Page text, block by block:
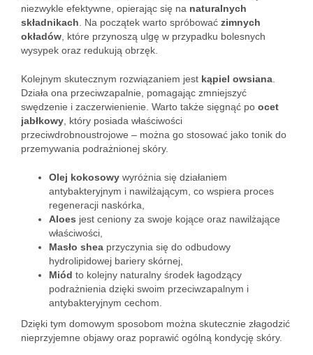
niezwykle efektywne, opierając się na naturalnych
składnikach . Na początek warto spróbować zimnych
okładów , które przynoszą ulgę w przypadku bolesnych
wysypek oraz redukują obrzęk.
Kolejnym skutecznym rozwiązaniem jest kąpiel owsiana
Działa ona przeciwzapalnie, pomagając zmniejszyć
swędzenie i zaczerwienienie. Warto także sięgnąć po ocet
jabłkowy , który posiada właściwości
przeciwdrobnoustrojowe – można go stosować jako tonik do
przemywania podrażnionej skóry.
Olej kokosowy wyróżnia się działaniem
antybakteryjnym i nawilżającym, co wspiera proces
regeneracji naskórka,
Aloes jest ceniony za swoje kojące oraz nawilżające
właściwości,
Masło shea przyczynia się do odbudowy
hydrolipidowej bariery skórnej,
Miód to kolejny naturalny środek łagodzący
podrażnienia dzięki swoim przeciwzapalnym i
antybakteryjnym cechom.
Dzięki tym domowym sposobom można skutecznie złagodzić
nieprzyjemne objawy oraz poprawić ogólną kondycję skóry.